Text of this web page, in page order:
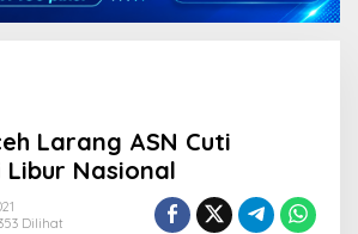
Larang ASN Cuti
Nasional
Dilihat